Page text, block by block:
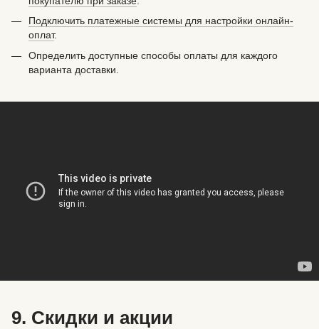
Подключить платежные системы для настройки онлайн-
оплат.
Определить доступные способы оплаты для каждого
варианта доставки.
9. Скидки и акции